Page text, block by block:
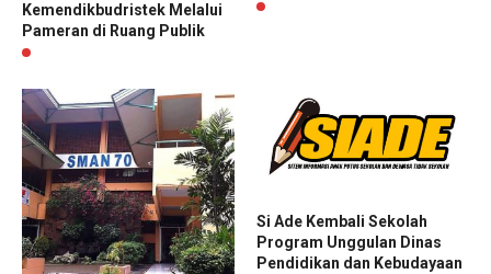
Kemendikbudristek Melalui
Pameran di Ruang Publik
Si Ade Kembali Sekolah
Program Unggulan Dinas
Pendidikan dan Kebudayaan